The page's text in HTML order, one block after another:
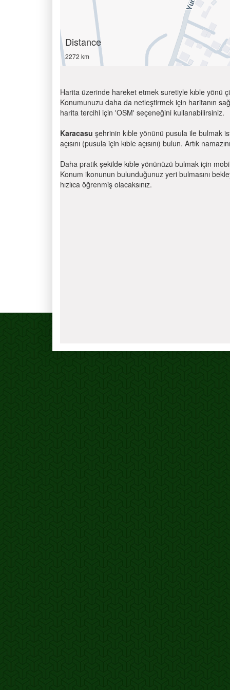
Distance
2272 km
Harita üzerinde hareket etmek suretiyle kıble yönü
Konumunuzu daha da netleştirmek için haritanın
harita tercihi için 'OSM' seçeneğini kullanabilirsiniz.
Karacasu şehrinin kıble yönünü pusula ile bulmak
açısını (pusula için kıble açısını) bulun. Artık
Daha pratik şekilde kıble yönünüzü bulmak için
Konum ikonunun bulunduğunuz yeri bulmasını
hızlıca öğrenmiş olacaksınız.